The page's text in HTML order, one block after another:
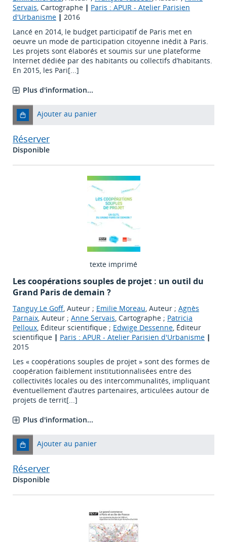
Servais, Cartographe | Paris : APUR - Atelier Parisien
d'Urbanisme | 2016
Lancé en 2014, le budget participatif de Paris met en
oeuvre un mode de participation citoyenne inédit à Paris.
Les projets sont élaborés et soumis sur une plateforme
Internet dédiée par des habitants ou collectifs d’habitants.
En 2015, les Pari[...]
Plus d'information...
Ajouter au panier
Réserver
Disponible
texte imprimé
Les coopérations souples de projet : un outil du
Grand Paris de demain ?
Tanguy Le Goff, Auteur ; Emilie Moreau, Auteur ; Agnès
Parnaix, Auteur ; Anne Servais, Cartographe ; Patricia
Pelloux, Éditeur scientifique ; Edwige Dessenne, Éditeur
scientifique | Paris : APUR - Atelier Parisien d'Urbanisme |
2015
Les « coopérations souples de projet » sont des formes de
coopération faiblement institutionnalisées entre des
collectivités locales ou des intercommunalités, impliquant
éventuellement d’autres partenaires, articulées autour de
projets de territ[...]
Plus d'information...
Ajouter au panier
Réserver
Disponible